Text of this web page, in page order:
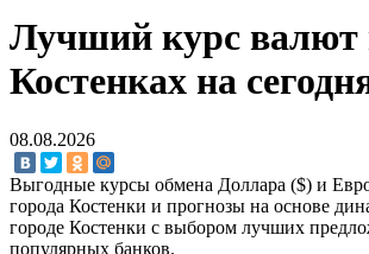
Лучший курс валют
Костенках на
08.08.2026
Выгодные курсы обмена Доллара ($) и
города Костенки и прогнозы на основе
городе Костенки с выбором лучших
популярных банков.